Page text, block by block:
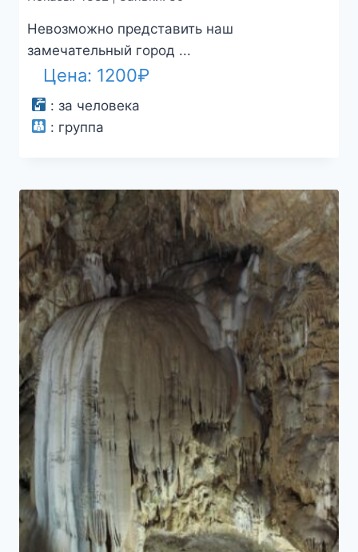
Невозможно представить наш
замечательный город ...
Цена: 1200₽
: за человека
: группа